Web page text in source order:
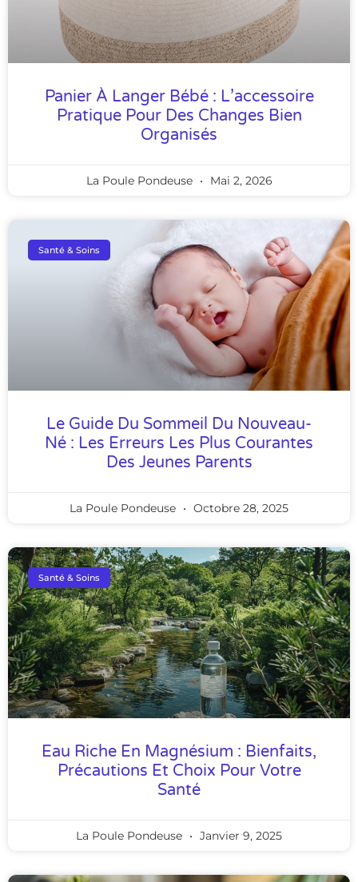
Panier À Langer Bébé : L’accessoire
Pratique Pour Des Changes Bien
Organisés
La Poule Pondeuse Mai 2, 2026
Santé & Soins
Le Guide Du Sommeil Du Nouveau-
Né : Les Erreurs Les Plus Courantes
Des Jeunes Parents
La Poule Pondeuse Octobre 28, 2025
Santé & Soins
Eau Riche En Magnésium : Bienfaits,
Précautions Et Choix Pour Votre
Santé
La Poule Pondeuse Janvier 9, 2025